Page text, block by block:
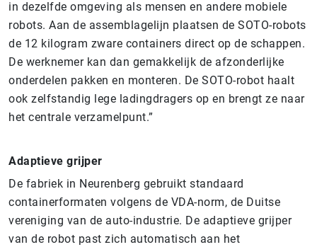
in dezelfde omgeving als mensen en andere mobiele
robots. Aan de assemblagelijn plaatsen de SOTO-robots
de 12 kilogram zware containers direct op de schappen.
De werknemer kan dan gemakkelijk de afzonderlijke
onderdelen pakken en monteren. De SOTO-robot haalt
ook zelfstandig lege ladingdragers op en brengt ze naar
het centrale verzamelpunt.”
Adaptieve grijper
De fabriek in Neurenberg gebruikt standaard
containerformaten volgens de VDA-norm, de Duitse
vereniging van de auto-industrie. De adaptieve grijper
van de robot past zich automatisch aan het